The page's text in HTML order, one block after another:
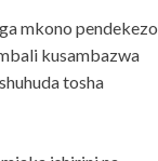
mkono pendekezo
kusambazwa
tosha